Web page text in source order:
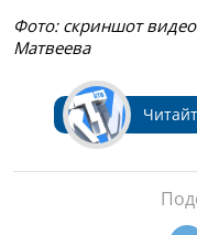
Фото: скриншот
Матвеева